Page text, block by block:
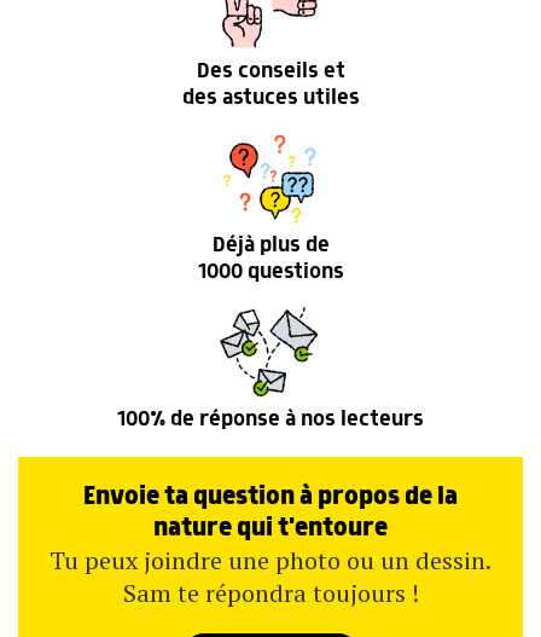
Des conseils et
des astuces utiles
Déjà plus de
1000 questions
100% de réponse à nos lecteurs
Envoie ta question à propos de la
nature qui t'entoure
Tu peux joindre une photo ou un dessin.
Sam te répondra toujours !